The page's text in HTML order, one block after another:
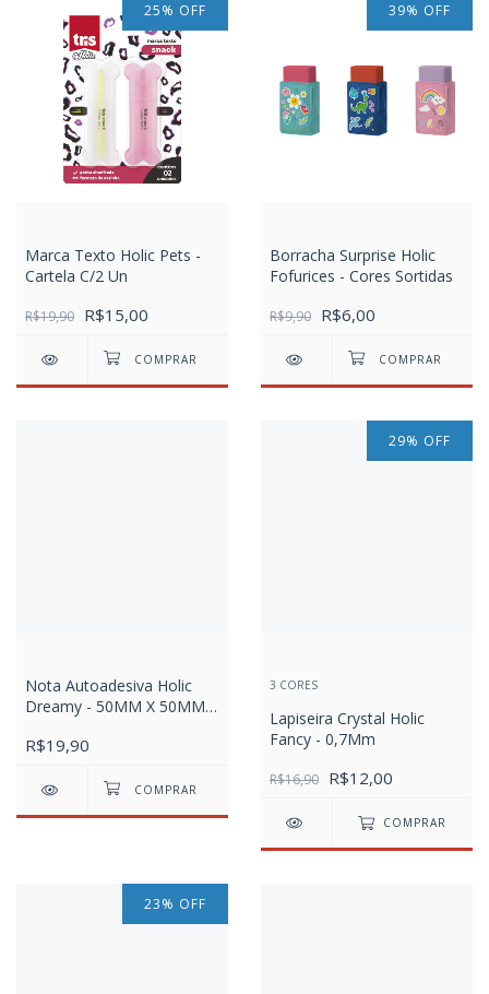
25% OFF
Marca Texto Holic Pets -
Cartela C/2 Un
R$19,90 R$15,00
39% OFF
Borracha Surprise Holic
Fofurices - Cores Sortidas
R$9,90 R$6,00
Nota Autoadesiva Holic
Dreamy - 50MM X 50MM -
R$19,90
29% OFF
3 CORES
Lapiseira Crystal Holic
Fancy - 0,7Mm
R$16,90 R$12,00
COMPRAR
23% OFF